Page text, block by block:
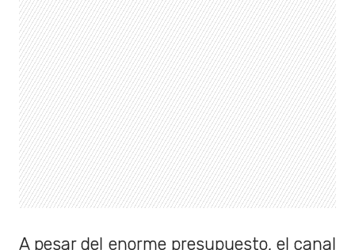
A pesar del enorme presupuesto, el canal